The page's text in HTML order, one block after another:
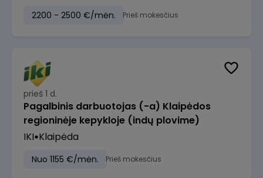
2200 - 2500 €/mėn. Prieš mokesčius
prieš 1 d.
Pagalbinis darbuotojas (-a) Klaipėdos
regioninėje kepykloje (indų plovime)
IKI Klaipėda
Nuo 1155 €/mėn. Prieš mokesčius